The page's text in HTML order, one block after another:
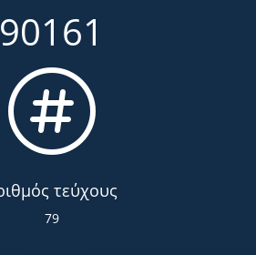
90161

τεύχους
79